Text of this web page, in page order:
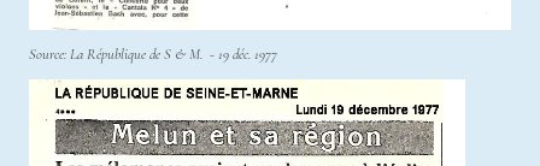
Source: La République de S & M. - 19 déc. 1977